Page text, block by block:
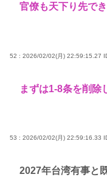
官僚も天下り先で
52 : 2026/02/02(月) 22:59:15.27
まずは1-8条を削除
53 : 2026/02/02(月) 22:59:16.33
2027年台湾有事と